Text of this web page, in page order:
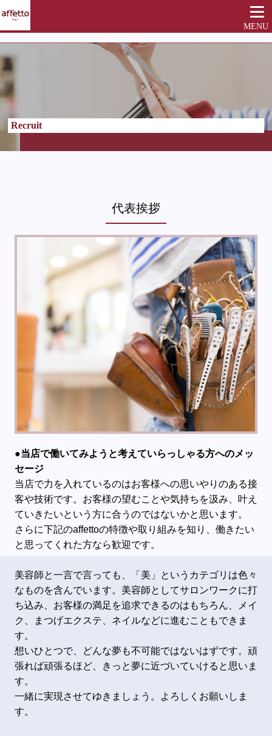
MENU
Recruit
代表挨拶
●当店で働いてみようと考えていらっしゃる方へのメッ
セージ
当店で力を入れているのはお客様への思いやりのある接
客や技術です。お客様の望むことや気持ちを汲み、叶え
ていきたいという方に合うのではないかと思います。
さらに下記のaffettoの特徴や取り組みを知り、働きたい
と思ってくれた方なら歓迎です。
美容師と一言で言っても、「美」というカテゴリは色々
なものを含んでいます。美容師としてサロンワークに打
ち込み、お客様の満足を追求できるのはもちろん、メイ
ク、まつげエクステ、ネイルなどに進むこともできま
す。
想いひとつで、どんな夢も不可能ではないはずです。頑
張れば頑張るほど、きっと夢に近づいていけると思いま
す。
一緒に実現させてゆきましょう。よろしくお願いしま
す。